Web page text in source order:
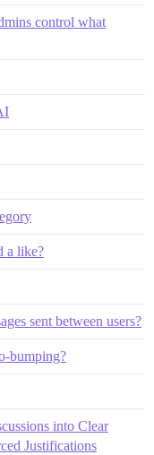
control what
a like?
sent between users?
bumping?
into Clear
Justifications